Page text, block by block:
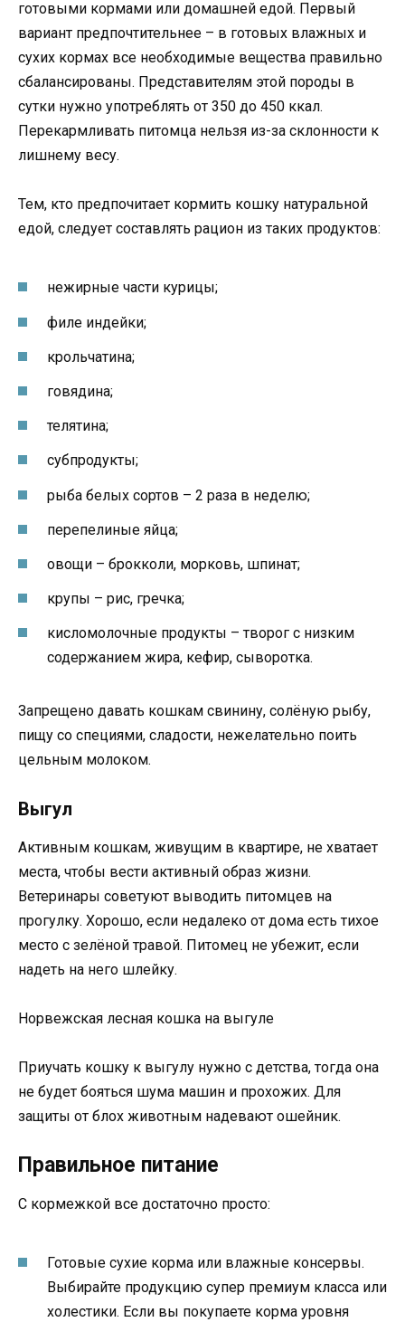
готовыми кормами или домашней едой. Первый
вариант предпочтительнее – в готовых влажных и
сухих кормах все необходимые вещества правильно
сбалансированы. Представителям этой породы в
сутки нужно употреблять от 350 до 450 ккал.
Перекармливать питомца нельзя из-за склонности к
лишнему весу.
Тем, кто предпочитает кормить кошку натуральной
едой, следует составлять рацион из таких продуктов:
нежирные части курицы;
филе индейки;
крольчатина;
говядина;
телятина;
субпродукты;
рыба белых сортов – 2 раза в неделю;
перепелиные яйца;
овощи – брокколи, морковь, шпинат;
крупы – рис, гречка;
кисломолочные продукты – творог с низким
содержанием жира, кефир, сыворотка.
Запрещено давать кошкам свинину, солёную рыбу,
пищу со специями, сладости, нежелательно поить
цельным молоком.
Выгул
Активным кошкам, живущим в квартире, не хватает
места, чтобы вести активный образ жизни.
Ветеринары советуют выводить питомцев на
прогулку. Хорошо, если недалеко от дома есть тихое
место с зелёной травой. Питомец не убежит, если
надеть на него шлейку.
Норвежская лесная кошка на выгуле
Приучать кошку к выгулу нужно с детства, тогда она
не будет бояться шума машин и прохожих. Для
защиты от блох животным надевают ошейник.
Правильное питание
С кормежкой все достаточно просто:
Готовые сухие корма или влажные консервы.
Выбирайте продукцию супер премиум класса или
холестики. Если вы покупаете корма уровня